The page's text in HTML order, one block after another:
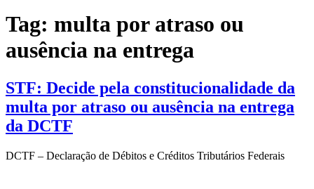
Tag: multa por atraso ou
ausência na entrega
STF: Decide pela constitucionalidade da
multa por atraso ou ausência na entrega
da DCTF
DCTF – Declaração de Débitos e Créditos Tributários Federais